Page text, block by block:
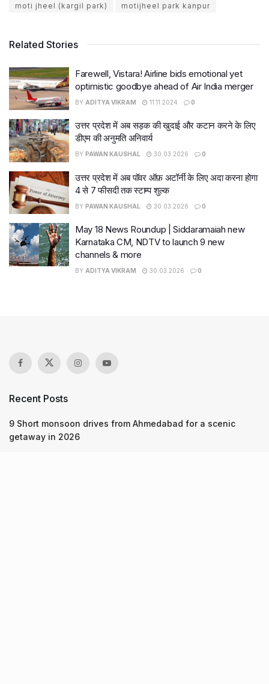
moti jheel (kargil park)
motijheel park kanpur
Related Stories
Farewell, Vistara! Airline bids emotional yet
optimistic goodbye ahead of Air India merger
BY ADITYA VIKRAM 11.11.2024 0
उत्तर प्रदेश में अब सड़क की खुदाई और कटान करने के लिए
डीएम की अनुमति अनिवार्य
BY PAWAN KAUSHAL 30.03.2026 0
उत्तर प्रदेश में अब पॉवर ऑफ़ अटॉर्नी के लिए अदा करना होगा
4 से 7 फीसदी तक स्टाम्प शुल्क
BY PAWAN KAUSHAL 30.03.2026 0
May 18 News Roundup | Siddaramaiah new
Karnataka CM, NDTV to launch 9 new
channels & more
BY ADITYA VIKRAM 30.03.2026 0
Recent Posts
9 Short monsoon drives from Ahmedabad for a scenic
getaway in 2026